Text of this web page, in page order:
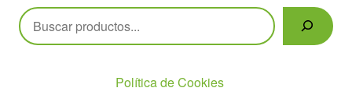
Buscar
Política de Cookies